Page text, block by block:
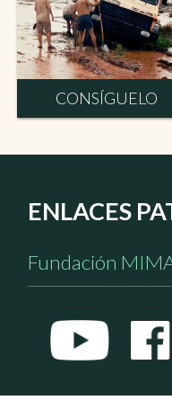
CONSÍGUELO
ENLACES
Fundación